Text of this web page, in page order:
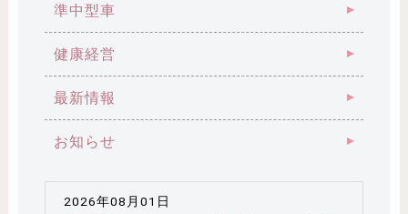
準中型車
健康経営
最新情報
お知らせ
2026年08月01日